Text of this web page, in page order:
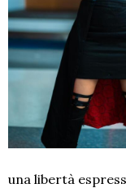
una libertà